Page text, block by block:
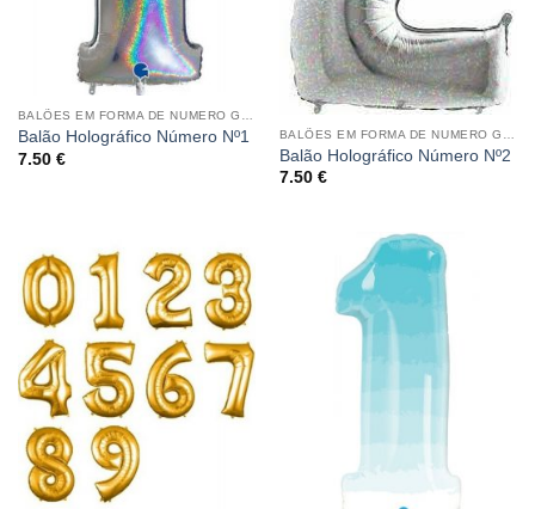
Balão Holográfico Número Nº1
7.50 €
Balão Holográfico Número Nº2
7.50 €